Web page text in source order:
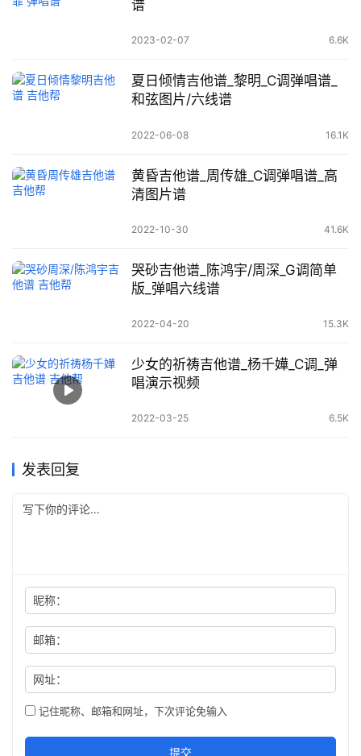
谱
2023-02-07 6.6K
夏日倾情吉他谱_黎明_C调弹唱谱_
和弦图片/六线谱
2022-06-08 16.1K
黄昏吉他谱_周传雄_C调弹唱谱_高
清图片谱
2022-10-30 41.6K
哭砂吉他谱_陈鸿宇/周深_G调简单
版_弹唱六线谱
2022-04-20 15.3K
少女的祈祷吉他谱_杨千嬅_C调_弹
唱演示视频
2022-03-25 6.5K
发表回复
昵称：
邮箱：
网址：
记住昵称、邮箱和网址，下次评论免输入
提交